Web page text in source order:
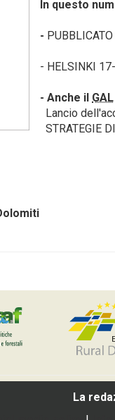
In questo
-
- HELSINKI
- Anche il GAL
Lancio
STRATEGIE
La